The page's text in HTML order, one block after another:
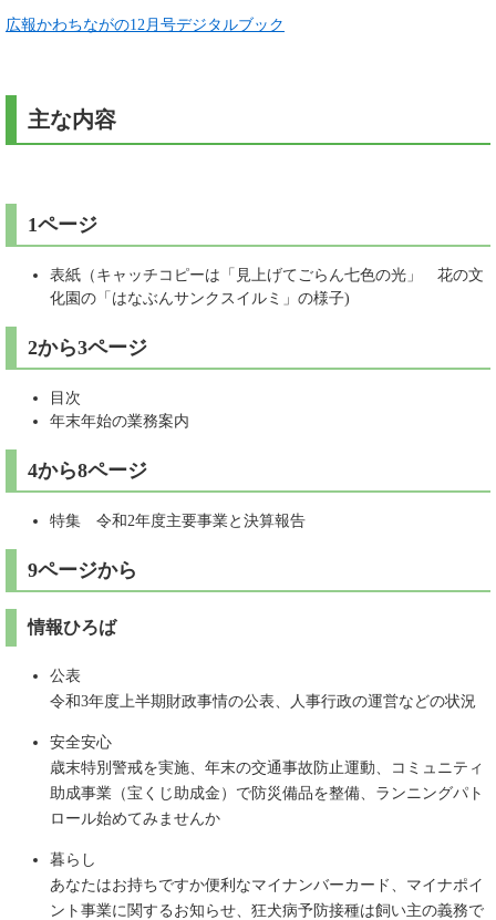
広報かわちながの12月号デジタルブック
主な内容
1ページ
表紙（キャッチコピーは「見上げてごらん七色の光」 花の文
化園の「はなぶんサンクスイルミ」の様子)
2から3ページ
目次
年末年始の業務案内
4から8ページ
特集 令和2年度主要事業と決算報告
9ページから
情報ひろば
公表
令和3年度上半期財政事情の公表、人事行政の運営などの状況
安全安心
歳末特別警戒を実施、年末の交通事故防止運動、コミュニティ
助成事業（宝くじ助成金）で防災備品を整備、ランニングパト
ロール始めてみませんか
暮らし
あなたはお持ちですか便利なマイナンバーカード、マイナポイ
ント事業に関するお知らせ、狂犬病予防接種は飼い主の義務で